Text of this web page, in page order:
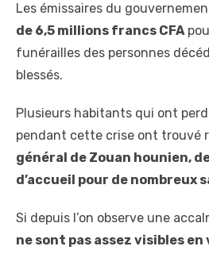
Les émissaires du
de 6,5 millions francs CFA
funérailles des personnes
blessés.
Plusieurs habitants qui ont
pendant cette crise ont trouvé
général de Zouan hounien,
d’accueil pour de nombreux
Si depuis l’on observe une
ne sont pas assez visibles en